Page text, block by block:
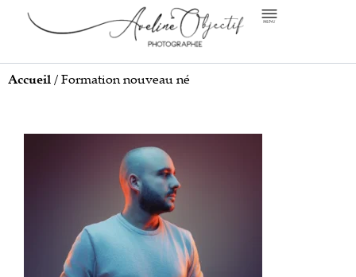
Accueil / Formation nouveau né